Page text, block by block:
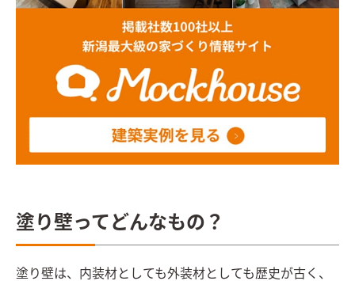
塗り壁ってどんなもの？
塗り壁は、内装材としても外装材としても歴史が古く、